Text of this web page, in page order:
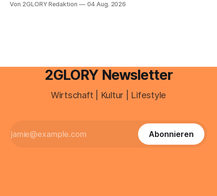
besitzt, loggt sich heute über das Vodafone E-Mail & Cloud
Von 2GLORY Redaktion 04 Aug. 2026
2GLORY Newsletter
Wirtschaft | Kultur | Lifestyle
Abonnieren